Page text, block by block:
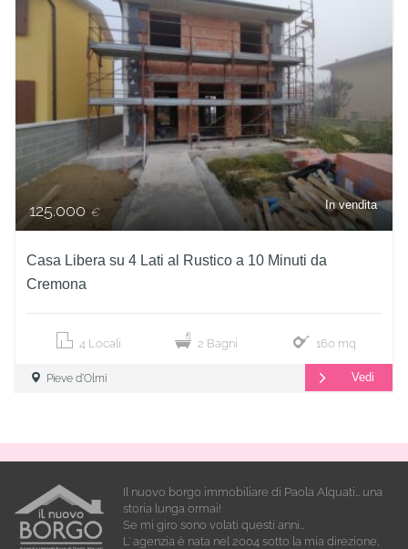
In vendita
125.000 €
Casa Libera su 4 Lati al Rustico a 10 Minuti da
Cremona
4 Locali 2 Bagni 160 mq
Pieve d'Olmi Vedi
Il nuovo borgo immobiliare di Paola Alquati… una
storia lunga ormai!
Se mi giro sono volati questi anni…
L’ agenzia è nata nel 2004 sotto la mia direzione,